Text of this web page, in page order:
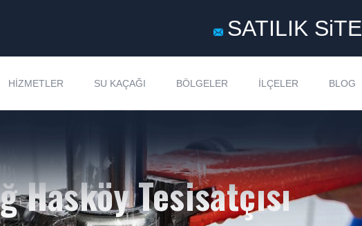
SATILIK SiTE
HIZMETLER SU KAÇAĞI BÖLGELER İLÇELER BLOG
Hasköy Tesisatçısı